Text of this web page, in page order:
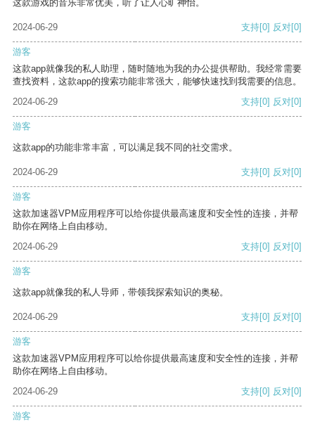
这款游戏的音乐非常优美，听了让人心旷神怡。
2024-06-29 支持[0] 反对[0]
游客
这款app就像我的私人助理，随时随地为我的办公提供帮助。我经常需要
查找资料，这款app的搜索功能非常强大，能够快速找到我需要的信息。
2024-06-29
支持[0] 反对[0]
游客
这款app的功能非常丰富，可以满足我不同的社交需求。
2024-06-29 支持[0] 反对[0]
游客
这款加速器VPM应用程序可以给你提供最高速度和安全性的连接，并帮
助你在网络上自由移动。
2024-06-29
支持[0] 反对[0]
游客
这款app就像我的私人导师，带领我探索知识的奥秘。
2024-06-29 支持[0] 反对[0]
游客
这款加速器VPM应用程序可以给你提供最高速度和安全性的连接，并帮
助你在网络上自由移动。
2024-06-29
支持[0] 反对[0]
游客